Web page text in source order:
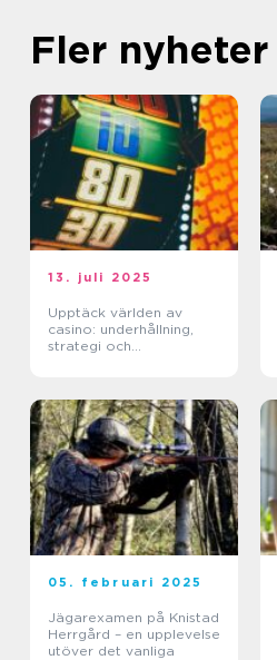
Fler nyheter
13. juli 2025
Upptäck världen av
casino: underhållning,
strategi och
05. februari 2025
Jägarexamen på Knistad
Herrgård – en upplevelse
utöver det vanliga